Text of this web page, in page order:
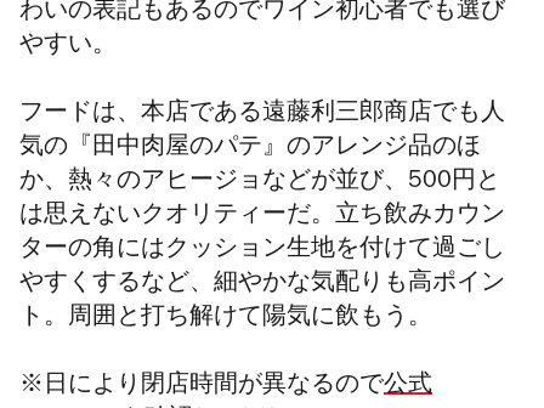
わいの表記もあるのでワイン初心者でも選び
やすい。
フードは、本店である遠藤利三郎商店でも人
気の『田中肉屋のパテ』のアレンジ品のほ
か、熱々のアヒージョなどが並び、500円と
は思えないクオリティーだ。立ち飲みカウン
ターの角にはクッション生地を付けて過ごし
やすくするなど、細やかな気配りも高ポイン
ト。周囲と打ち解けて陽気に飲もう。
※日により閉店時間が異なるので公式